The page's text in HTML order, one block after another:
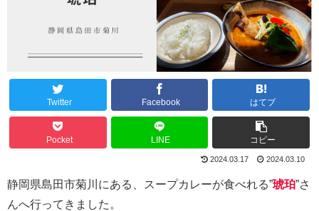
Twitter Facebook はてブ
Pocket LINE コピー
2024.03.17 2024.03.10
静岡県島田市菊川にある、スープカレーが食べれる”琥珀”さ
んへ行ってきました。